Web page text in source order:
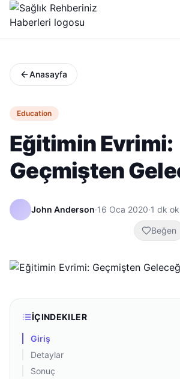
Anasayfa
Education
Eğitimin Evrimi:
Geçmişten
John Anderson·16 Oca 2020·1 dk
Beğen
İÇINDEKILER
Giriş
Detaylar
Sonuç